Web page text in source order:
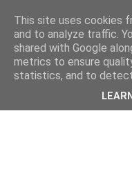
This site uses cookies
and to analyze traffic.
shared with Google
metrics to ensure
statistics, and to detect